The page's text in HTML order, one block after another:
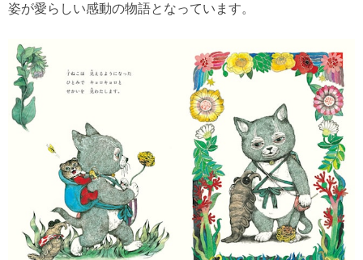
姿が愛らしい感動の物語となっています。